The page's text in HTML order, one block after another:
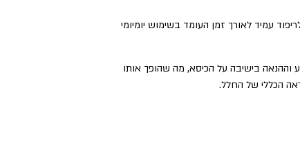
עמיד לאורך זמן העומד בשימוש יומיומי
וההנאה בישיבה על הכיסא, מה שהופך אותו
הכללי של החלל.